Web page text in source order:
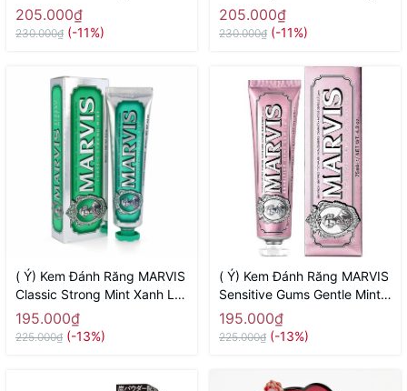
Trắng ( Dành Cho Người Hút
Thuốc Lá)
205.000₫
230.000₫ (-11%)
85ml ( Chứa Tinh Chất Trắng
Răng)
205.000₫
230.000₫ (-11%)
( Ý) Kem Đánh Răng MARVIS
Classic Strong Mint Xanh Lá
( Vị Bạc Hà Thơm Mát)
195.000₫
225.000₫ (-13%)
( Ý) Kem Đánh Răng MARVIS
Sensitive Gums Gentle Mint
75ml Màu Hồng (Răng Nhạy
Cảm)
195.000₫
225.000₫ (-13%)